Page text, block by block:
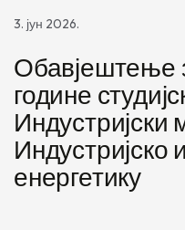
3. јун 2026.
Обавјештење
године
Индустријски
енергетику